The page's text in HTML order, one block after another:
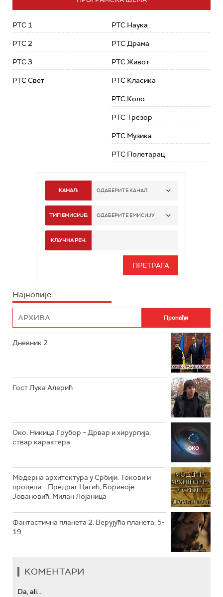
РТС 1
РТС 2
РТС 3
РТС Свет
РТС Наука
РТС Драма
РТС Живот
РТС Класика
РТС Коло
РТС Трезор
РТС Музика
РТС Полетарац
КАНАЛ: ОДАБЕРИТЕ КАНАЛ
РТС 1
РТС 3
ТИП ЕМИСИЈЕ: ОДАБЕРИТЕ ЕМИСИЈУ
ИНФО
КЉУЧНА РЕЧ:
Најновије
Дневник 2
Гост Лука Алерић
Око: Никица Грубор – Дрвар и хирургија,
ствар карактера
Модерна архитектура у Србији: Токови и
процепи – Предраг Цагић, Боривоје
Јовановић, Милан Лојаница
Фантастична планета 2: Верујућа планета, 5-
19
КОМЕНТАРИ
Da, ali...